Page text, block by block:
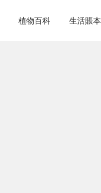
植物百科 生活賬本